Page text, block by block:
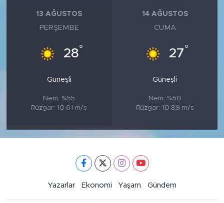
13 AĞUSTOS
PERŞEMBE
28°
Güneşli
Nem: %55
Rüzgar: 10.61 m/s
14 AĞUSTOS
CUMA
27°
Güneşli
Nem: %50
Rüzgar: 10.89 m/s
Yazarlar Ekonomi Yaşam Gündem